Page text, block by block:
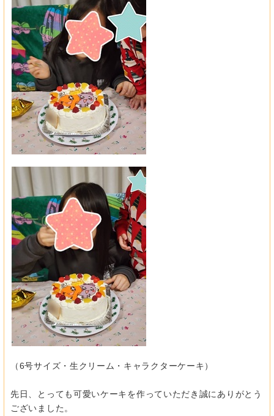
（6号サイズ・生クリーム・キャラクターケーキ）
先日、
とっても可愛いケーキを作っていただき誠にありがとう
ございまし た。